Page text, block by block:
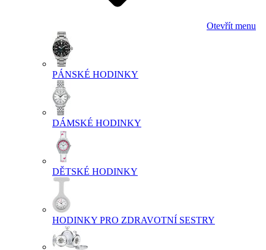
Otevřít menu
PÁNSKÉ HODINKY
DÁMSKÉ HODINKY
DĚTSKÉ HODINKY
HODINKY PRO ZDRAVOTNÍ SESTRY